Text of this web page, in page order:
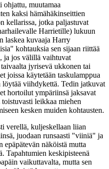
ohjattu, muutamaa
kaksi hämähäkinseittien
kellarissa, jotka paljastuvat
Harrietille) lukuun
laskea kuvaaja Harry
kohtauksia sen sijaan riittää
ja jos välillä vaihtuvat
jyrisevä ukkonen tai
joissa käytetään taskulamppua
viihdykettä. Tedin jatkuvat
hortoilut ympäriinsä jaksavat
leikkaa miehen
kesken muiden kohtausten.
verellä, kuljeskellaan liian
juodaan runsaasti "viiniä" ja
epäpätevän näköistä mutta
Tapahtumien keskipisteenä
vaikuttavalta, mutta sen